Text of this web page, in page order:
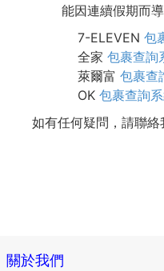
能因連續假期而導
7-ELEVEN 包
全家 包裹查詢
萊爾富 包裹查
OK 包裹查詢
如有任何疑問，請聯
關於我們